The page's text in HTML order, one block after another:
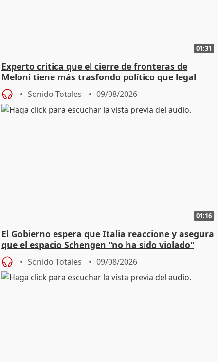
01:31
Experto critica que el cierre de fronteras de
Meloni tiene más trasfondo político que legal
Sonido Totales 09/08/2026
01:16
El Gobierno espera que Italia reaccione y asegura
que el espacio Schengen "no ha sido violado"
Sonido Totales 09/08/2026